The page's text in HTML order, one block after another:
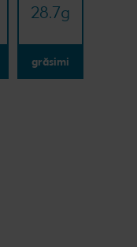
28.7g
grăsimi